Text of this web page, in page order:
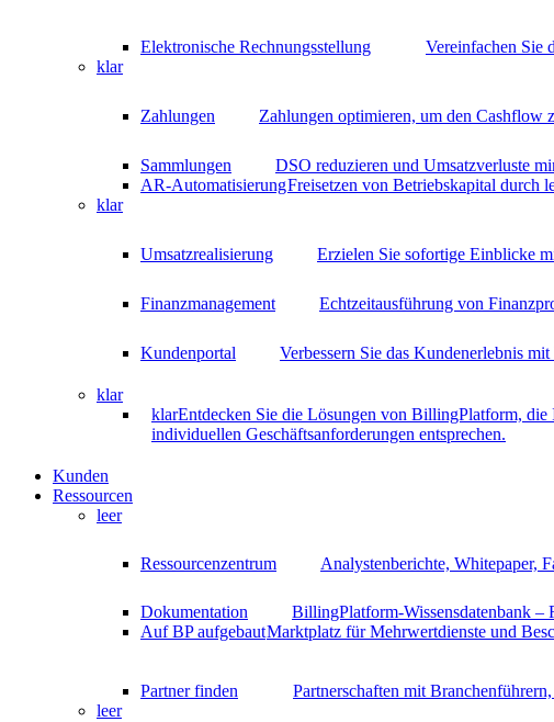
Elektronische Rechnungsstellung
Vereinfachen Sie
klar
Zahlungen Zahlungen optimieren, um den Cashflow
Sammlungen
DSO reduzieren und Umsatzverluste
AR-AutomatisierungFreisetzen von Betriebskapital durch
klar
Umsatzrealisierung Erzielen Sie sofortige Einblicke
Finanzmanagement Echtzeitausführung von
Kundenportal Verbessern Sie das Kundenerlebnis
klar
klarEntdecken Sie die Lösungen von BillingPlatform, die
individuellen Geschäftsanforderungen entsprechen.
Kunden
Ressourcen
leer
Ressourcenzentrum Analystenberichte, Whitepaper,
Dokumentation
BillingPlatform-Wissensdatenbank –
Auf BP aufgebautMarktplatz für Mehrwertdienste und
Partner finden
Partnerschaften mit
leer